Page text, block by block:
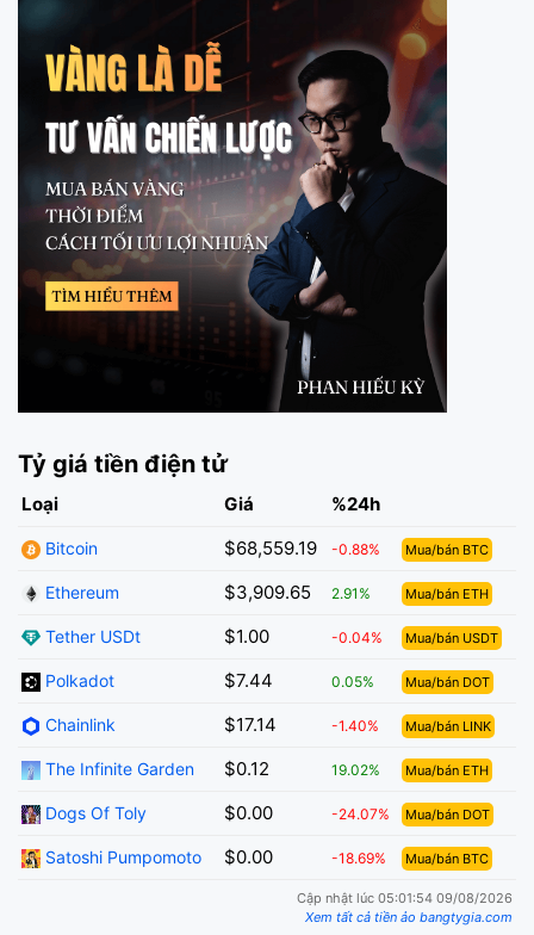
Tỷ giá tiền điện tử
Loại Giá %24h
Bitcoin $68,559.19 -0.88% Mua/bán BTC
Ethereum $3,909.65 2.91% Mua/bán ETH
Tether USDt $1.00 -0.04% Mua/bán USDT
Polkadot $7.44 0.05% Mua/bán DOT
Chainlink $17.14 -1.40% Mua/bán LINK
The Infinite Garden $0.12 19.02% Mua/bán ETH
Dogs Of Toly $0.00 -24.07% Mua/bán DOT
Satoshi Pumpomoto $0.00 -18.69% Mua/bán BTC
Cập nhật lúc 05:01:54 09/08/2026
Xem tất cả tiền ảo bangtygia.com